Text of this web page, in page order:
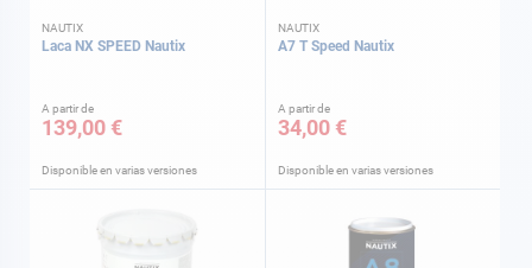
NAUTIX
Laca NX SPEED Nautix
A partir de
139,00 €
Disponible en varias versiones
NAUTIX
A7 T Speed Nautix
A partir de
34,00 €
Disponible en varias versiones